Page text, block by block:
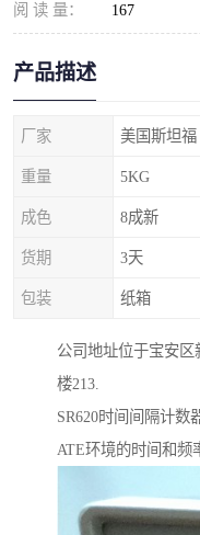
阅 读 量： 167
产品描述
厂家 美国斯坦福
重量 5KG
成色 8成新
货期 3天
包装 纸箱
公司地址位于宝安
楼213.
SR620时间间隔计数
ATE环境的时间和频